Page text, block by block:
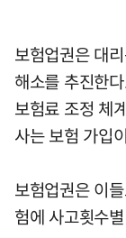
보험업권은 대
해소를 추진한
보험료 조정 체
사는 보험 가입
보험업권은 이
험에 사고횟수